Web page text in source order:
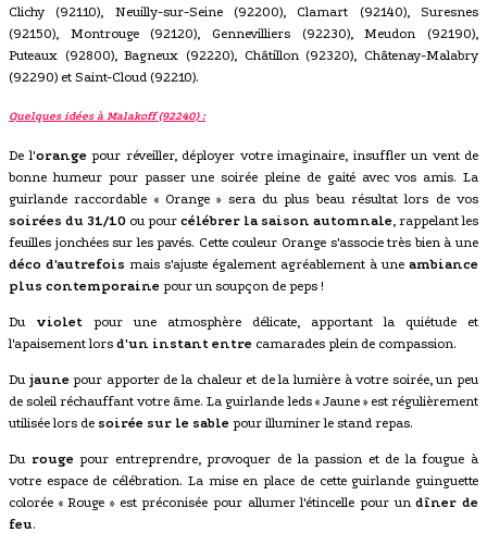
Clichy (92110), Neuilly-sur-Seine (92200), Clamart (92140), Suresnes
(92150), Montrouge (92120), Gennevilliers (92230), Meudon (92190),
Puteaux (92800), Bagneux (92220), Châtillon (92320), Châtenay-Malabry
(92290) et Saint-Cloud (92210).
Quelques idées à Malakoff (92240) :
De l'orangepour réveiller, déployer votre imaginaire, insuffler un vent de
bonne humeur pour passer une soirée pleine de gaité avec vos amis. La
guirlande raccordable « Orange » sera du plus beau résultat lors de vos
soirées du 31/10 ou pour célébrer la saison automnale, rappelant les
feuilles jonchées sur les pavés. Cette couleur Orange s'associe très bien à une
déco d'autrefois mais s'ajuste également agréablement à une ambiance
plus contemporaine pour un soupçon de peps !
Du violet pour une atmosphère délicate, apportant la quiétude et
l'apaisement lors d'un instant entre camarades plein de compassion.
Du jaunepour apporter de la chaleur et de la lumière à votre soirée, un peu
de soleil réchauffant votre âme. La guirlande leds « Jaune » est régulièrement
utilisée lors de soirée sur le sable pour illuminer le stand repas.
Du rougepour entreprendre, provoquer de la passion et de la fougue à
votre espace de célébration. La mise en place de cette guirlande guinguette
colorée « Rouge » est préconisée pour allumer l'étincelle pour undîner de
feu.